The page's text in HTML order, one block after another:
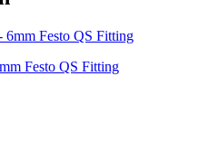
Festo QS Fitting